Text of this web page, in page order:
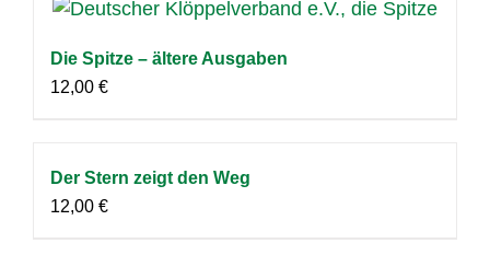
Die Spitze – ältere Ausgaben
12,00 €
Der Stern zeigt den Weg
12,00 €